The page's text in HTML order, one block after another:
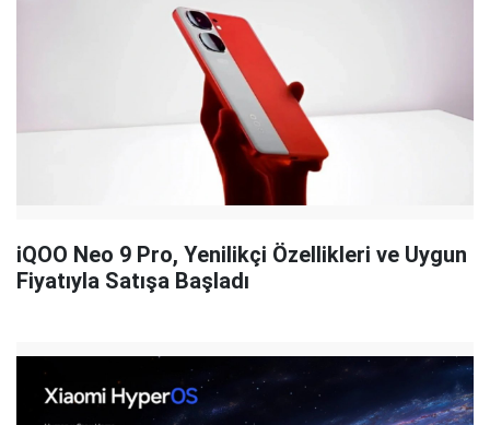
iQOO Neo 9 Pro, Yenilikçi Özellikleri ve Uygun
Fiyatıyla Satışa Başladı